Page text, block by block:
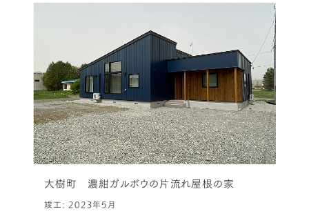
大樹町 濃紺ガルボウの片流れ屋根の家
竣工: 2023年5月